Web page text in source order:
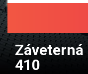
410